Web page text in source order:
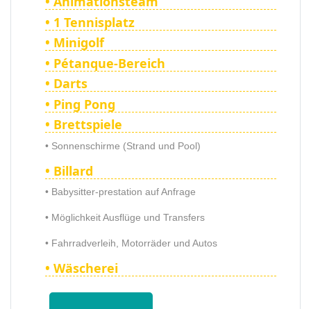
• 1 Tennisplatz
• Minigolf
• Pétanque-Bereich
• Darts
• Ping Pong
• Brettspiele
• Sonnenschirme (Strand und Pool)
• Billard
• Babysitter-prestation auf Anfrage
• Möglichkeit Ausflüge und Transfers
• Fahrradverleih, Motorräder und Autos
• Wäscherei